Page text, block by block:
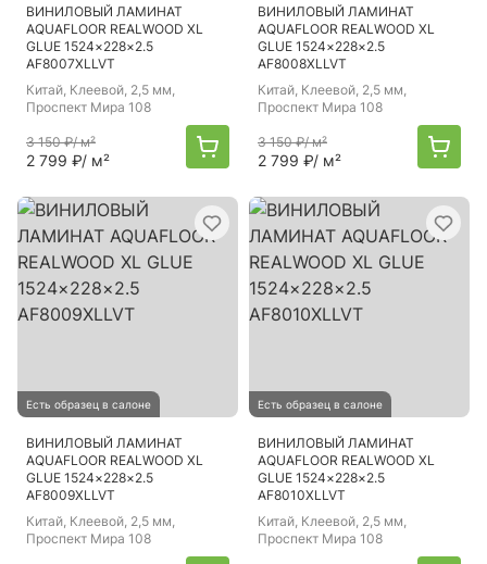
ВИНИЛОВЫЙ ЛАМИНАТ
AQUAFLOOR REALWOOD XL
GLUE 1524×228×2.5
AF8007XLLVT
Китай, Клеевой, 2,5 мм,
Проспект Мира 108
3 150 ₽/ м²
2 799 ₽/ м²
ВИНИЛОВЫЙ ЛАМИНАТ
AQUAFLOOR REALWOOD XL
GLUE 1524×228×2.5
AF8008XLLVT
Китай, Клеевой, 2,5 мм,
Проспект Мира 108
3 150 ₽/ м²
2 799 ₽/ м²
Есть образец в салоне
ВИНИЛОВЫЙ ЛАМИНАТ
AQUAFLOOR REALWOOD XL
GLUE 1524×228×2.5
AF8009XLLVT
Китай, Клеевой, 2,5 мм,
Проспект Мира 108
Есть образец в салоне
ВИНИЛОВЫЙ ЛАМИНАТ
AQUAFLOOR REALWOOD XL
GLUE 1524×228×2.5
AF8010XLLVT
Китай, Клеевой, 2,5 мм,
Проспект Мира 108